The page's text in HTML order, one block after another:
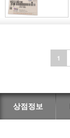
1
상점정보